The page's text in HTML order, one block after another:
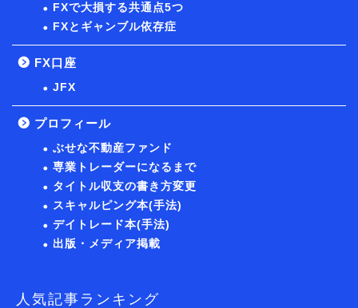
FXで大損する共通点5つ
FXとギャンブル依存症
FX口座
JFX
プロフィール
ぶせな不動産ファンド
専業トレーダーになるまで
タイトル収支の書き方変更
スキャルピング本(手法)
デイトレード本(手法)
出版・メディア掲載
人気記事ランキング